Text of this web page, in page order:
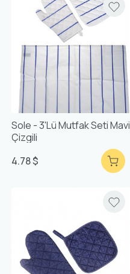
Sole - 3'lü Mutfak Seti Mavi
Çizgili
4.78 $